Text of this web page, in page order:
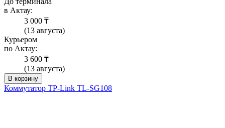
в Актау:
3 000 ₸
(13 августа)
Курьером
по Актау:
3 600 ₸
(13 августа)
В корзину
Коммутатор TP-Link TL-SG108